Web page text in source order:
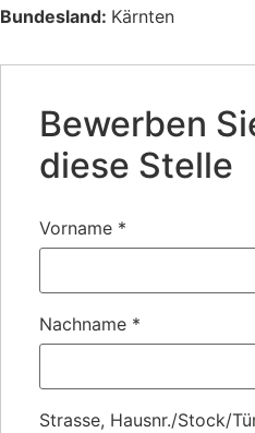
Bundesland: Kärnten
Bewerben
diese Stelle
Vorname *
Nachname *
Strasse, Hausnr./Stock/